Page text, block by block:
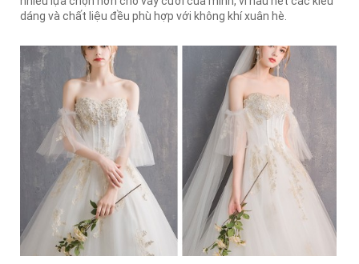
dáng và chất liệu đều phù hợp với không khí xuân hè.